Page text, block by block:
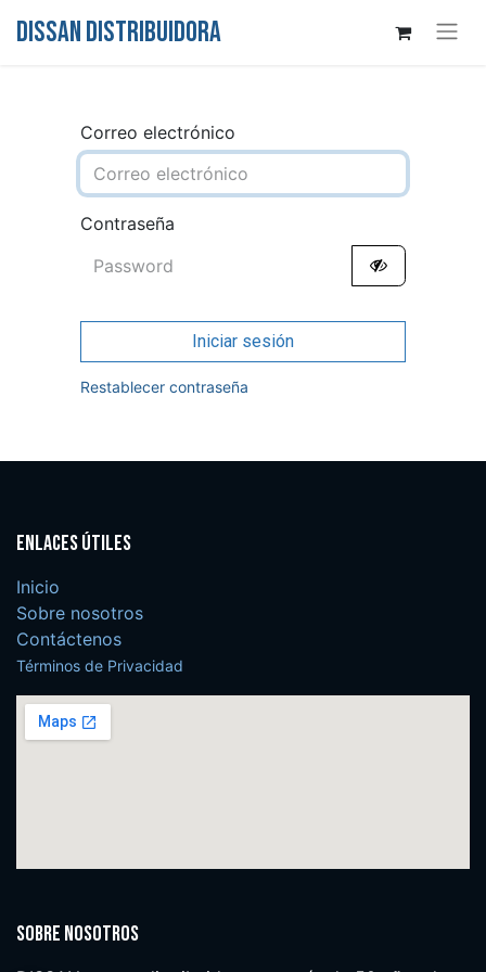
DISSAN DISTRIBUIDORA
Correo electrónico
Contraseña
Iniciar sesión
Restablecer contraseña
Enlaces útiles
Inicio
Sobre nosotros
Contáctenos
Términos de Privacidad
Sobre nosotros